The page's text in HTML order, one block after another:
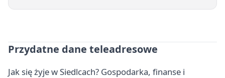
Przydatne dane teleadresowe
Jak się żyje w Siedlcach? Gospodarka, finanse i